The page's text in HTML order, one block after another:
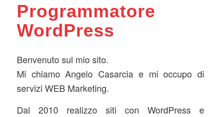
Programmatore
WordPress
Benvenuto sul mio sito.
Mi chiamo Angelo Casarcia e mi occupo di
servizi WEB Marketing.
Dal 2010 realizzo siti con WordPress e